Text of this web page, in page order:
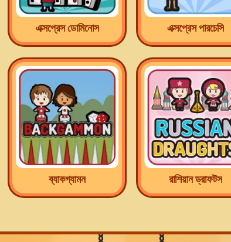
এক্সপ্রেস ডোমিনোস এক্সপ্রেস পারচেসি
ব্যাকগ্যামন রাশিয়ান ড্রাফটস